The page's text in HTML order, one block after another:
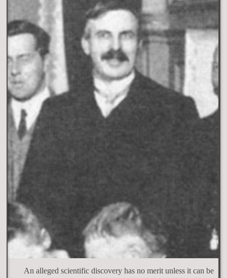
An alleged scientific discovery has no merit unless it can be